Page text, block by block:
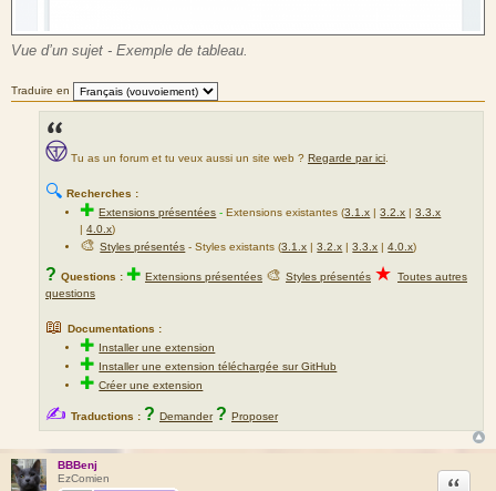
Vue d’un sujet - Exemple de tableau.
Traduire en
Tu as un forum et tu veux aussi un site web ? Regarde par ici
🔍 Recherches :
✚Extensions présentées -Extensions existantes (3.1.x |3.2.x |3.3.x
|4.0.x)
🎨Styles présentés - Styles existants (3.1.x |3.2.x |3.3.x |4.0.x)
? Questions : ✚ Extensions présentées 🎨 Styles présentés ★ Toutes autres
questions
📖 Documentations :
✚ Installer une extension
✚ Installer une extension téléchargée sur GitHub
✚Créer une extension
✍ Traductions : ? Demander ? Proposer
BBBenj
EzComien
Citation